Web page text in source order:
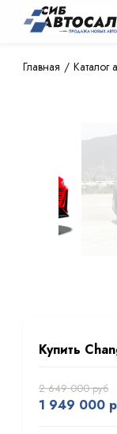
Главная Каталог
Купить
2 649 000 руб
1 949 000